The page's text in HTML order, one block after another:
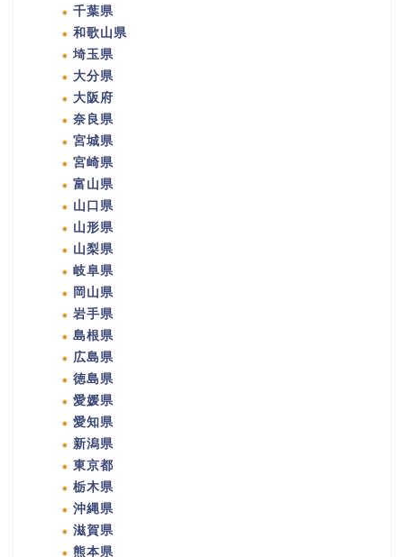
千葉県
和歌山県
埼玉県
大分県
大阪府
奈良県
宮城県
宮崎県
富山県
山口県
山形県
山梨県
岐阜県
岡山県
岩手県
島根県
広島県
徳島県
愛媛県
愛知県
新潟県
東京都
栃木県
沖縄県
滋賀県
熊本県